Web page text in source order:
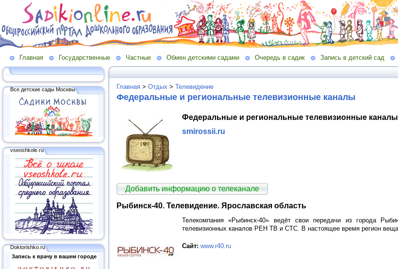
Главная Государственные Частные Обмен детскими садами Очередь в садик Запись в детский сад
Все детские сады Москвы
vseoshkole.ru
Doktorishko.ru
Запись к врачу в вашем городе
Главная > Отдых > Телевидение
Федеральные и региональные телевизионные каналы
Федеральные и региональные телевизионные
smirossii.ru
Добавить информацию о телеканале
Рыбинск-40. Телевидение. Ярославская область
Телекомпания «Рыбинск-40» ведёт свои передачи из города
телевизионных каналов РЕН ТВ и СТС. В настоящее время регион
Сайт: www.r40.ru